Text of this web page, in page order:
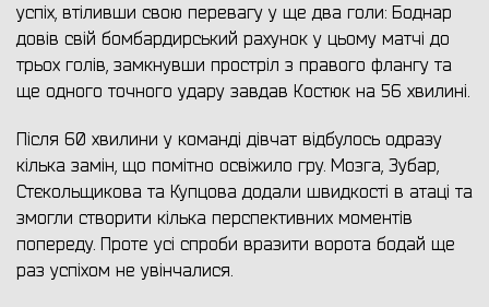
успіх, втіливши свою перевагу у ще два голи: Боднар
довів свій бомбардирський рахунок у цьому матчі до
трьох голів, замкнувши простріл з правого флангу та
ще одного точного удару завдав Костюк на 56 хвилині.
Після 60 хвилини у команді дівчат відбулось одразу
кілька замін, що помітно освіжило гру. Мозга, Зубар,
Стєкольщикова та Купцова додали швидкості в атаці та
змогли створити кілька перспективних моментів
попереду. Проте усі спроби вразити ворота бодай ще
раз успіхом не увінчалися.